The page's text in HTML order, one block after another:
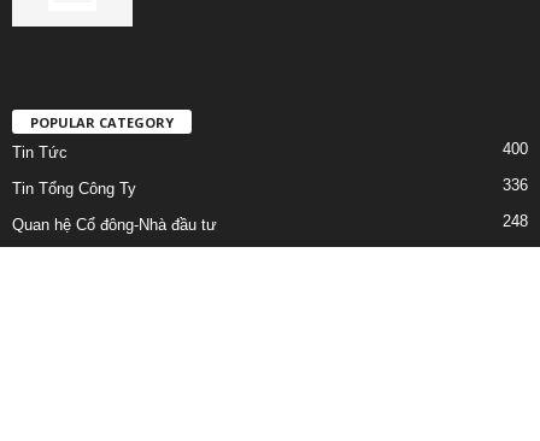
POPULAR CATEGORY
Tin Tức
400
Tin Tổng Công Ty 336
Quan hệ Cổ đông-Nhà đầu tư 248